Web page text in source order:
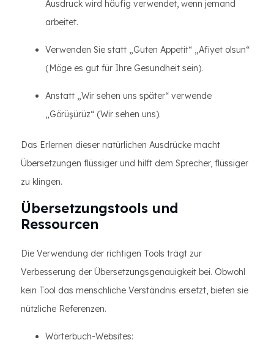
Ausdruck wird häufig verwendet, wenn jemand
arbeitet.
Verwenden Sie statt „Guten Appetit“ „Afiyet olsun“
(Möge es gut für Ihre Gesundheit sein).
Anstatt „Wir sehen uns später“ verwende
„Görüşürüz“ (Wir sehen uns).
Das Erlernen dieser natürlichen Ausdrücke macht
Übersetzungen flüssiger und hilft dem Sprecher, flüssiger
zu klingen.
Übersetzungstools und
Ressourcen
Die Verwendung der richtigen Tools trägt zur
Verbesserung der Übersetzungsgenauigkeit bei. Obwohl
kein Tool das menschliche Verständnis ersetzt, bieten sie
nützliche Referenzen.
Wörterbuch-Websites: